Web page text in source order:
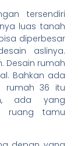
tersendiri
luas tanah
diperbesar
aslinya.
Desain rumah
Bahkan ada
rumah 36 itu
ada yang
ruang tamu